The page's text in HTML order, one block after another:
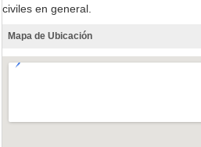
civiles en general.
Mapa de Ubicación